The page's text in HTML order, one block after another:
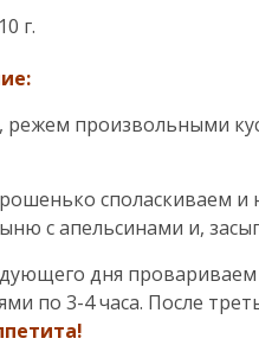
г.
произвольными
споласкиваем
с апельсинами и,
дня
по 3-4 часа. После